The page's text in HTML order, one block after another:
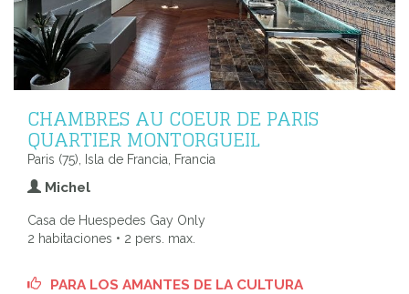
CHAMBRES AU COEUR DE PARIS
QUARTIER MONTORGUEIL
Paris (75), Isla de Francia, Francia
Michel
Casa de Huespedes Gay Only
2 habitaciones • 2 pers. max.
PARA LOS AMANTES DE LA CULTURA